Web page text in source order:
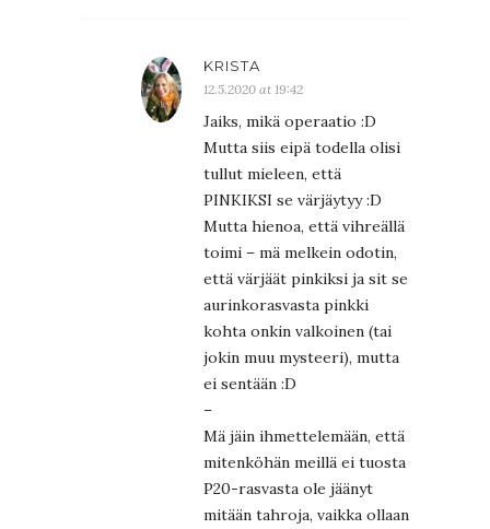
KRISTA
12.5.2020 at 19:42
Jaiks, mikä operaatio :D
Mutta siis eipä todella olisi
tullut mieleen, että
PINKIKSI se värjäytyy :D
Mutta hienoa, että vihreällä
toimi – mä melkein odotin,
että värjäät pinkiksi ja sit se
aurinkorasvasta pinkki
kohta onkin valkoinen (tai
jokin muu mysteeri), mutta
ei sentään :D
–
Mä jäin ihmettelemään, että
mitenköhän meillä ei tuosta
P20-rasvasta ole jäänyt
mitään tahroja, vaikka ollaan